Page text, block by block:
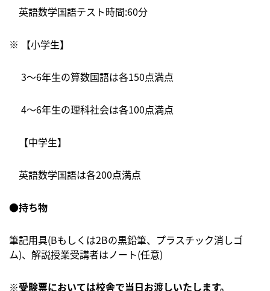
英語数学国語テスト時間:60分
※ 【小学生】
3〜6年生の算数国語は各150点満点
4〜6年生の理科社会は各100点満点
【中学生】
英語数学国語は各200点満点
●持ち物
筆記用具(Bもしくは2Bの黒鉛筆、プラスチック消しゴ
ム)、解説授業受講者はノート(任意)
※受験票においては校舎で当日お渡しいたします。